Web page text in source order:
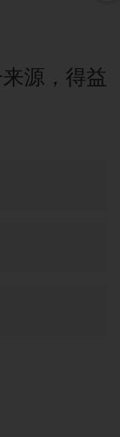
源，得益